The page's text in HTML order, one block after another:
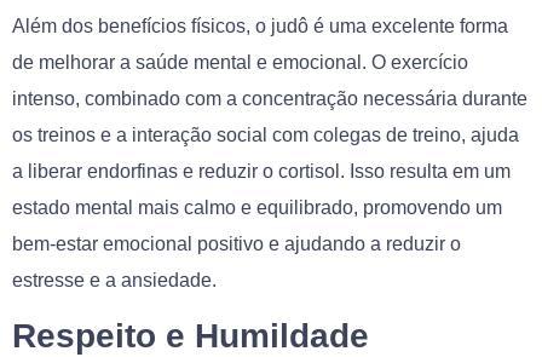
Além dos benefícios físicos, o judô é uma excelente forma
de melhorar a saúde mental e emocional. O exercício
intenso, combinado com a concentração necessária durante
os treinos e a interação social com colegas de treino, ajuda
a liberar endorfinas e reduzir o cortisol. Isso resulta em um
estado mental mais calmo e equilibrado, promovendo um
bem-estar emocional positivo e ajudando a reduzir o
estresse e a ansiedade.
Respeito e Humildade